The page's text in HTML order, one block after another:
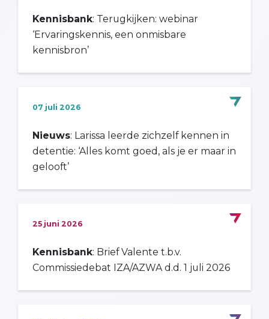
Kennisbank: Terugkijken: webinar
‘Ervaringskennis, een onmisbare
kennisbron’
07 juli 2026
Nieuws: Larissa leerde zichzelf kennen in
detentie: ‘Alles komt goed, als je er maar in
gelooft’
25 juni 2026
Kennisbank: Brief Valente t.b.v.
Commissiedebat IZA/AZWA d.d. 1 juli 2026